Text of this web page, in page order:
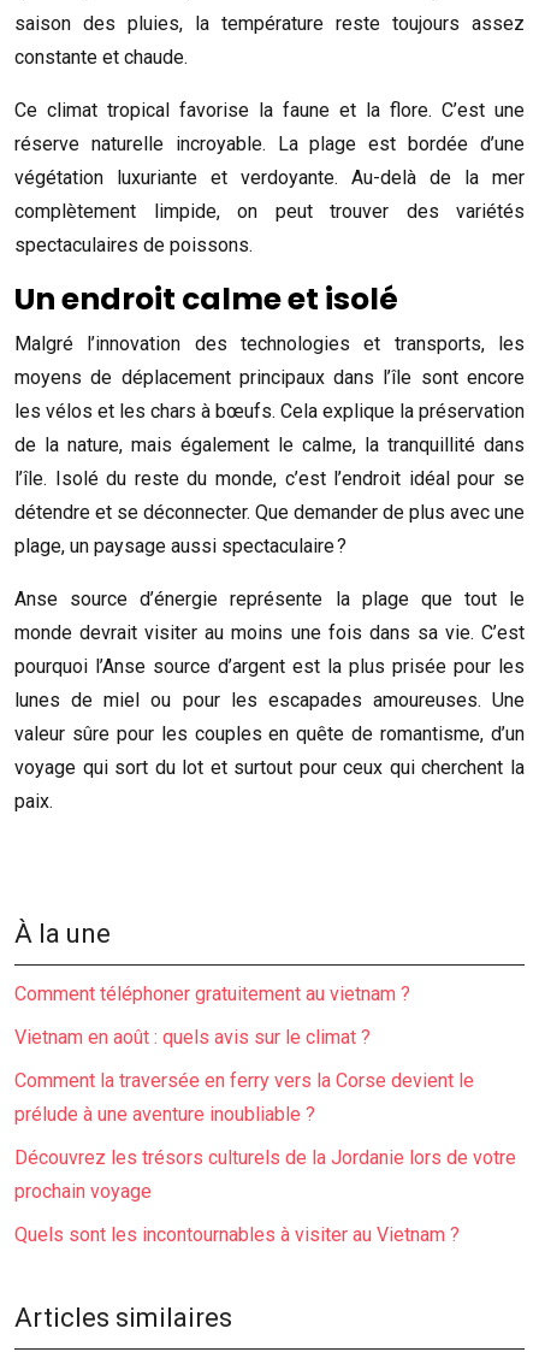
saison des pluies, la température reste toujours assez
constante et chaude.
Ce climat tropical favorise la faune et la flore. C’est une
réserve naturelle incroyable. La plage est bordée d’une
végétation luxuriante et verdoyante. Au-delà de la mer
complètement limpide, on peut trouver des variétés
spectaculaires de poissons.
Un endroit calme et isolé
Malgré l’innovation des technologies et transports, les
moyens de déplacement principaux dans l’île sont encore
les vélos et les chars à bœufs. Cela explique la préservation
de la nature, mais également le calme, la tranquillité dans
l’île. Isolé du reste du monde, c’est l’endroit idéal pour se
détendre et se déconnecter. Que demander de plus avec une
plage, un paysage aussi spectaculaire ?
Anse source d’énergie représente la plage que tout le
monde devrait visiter au moins une fois dans sa vie. C’est
pourquoi l’Anse source d’argent est la plus prisée pour les
lunes de miel ou pour les escapades amoureuses. Une
valeur sûre pour les couples en quête de romantisme, d’un
voyage qui sort du lot et surtout pour ceux qui cherchent la
paix.
À la une
Comment téléphoner gratuitement au vietnam ?
Vietnam en août : quels avis sur le climat ?
Comment la traversée en ferry vers la Corse devient le
prélude à une aventure inoubliable ?
Découvrez les trésors culturels de la Jordanie lors de votre
prochain voyage
Quels sont les incontournables à visiter au Vietnam ?
Articles similaires